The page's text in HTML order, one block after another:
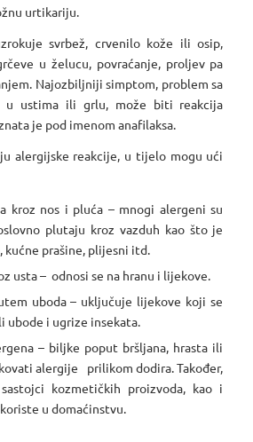
urtikariju.
svrbež, crvenilo kože ili osip,
u želucu, povraćanje, proljev pa
Najozbiljniji simptom, problem sa
u ustima ili grlu, može biti reakcija
je pod imenom anafilaksa.
alergijske reakcije, u tijelo mogu ući
kroz nos i pluća – mnogi alergeni su
plutaju kroz vazduh kao što je
kućne prašine, plijesni itd.
usta – odnosi se na hranu i lijekove.
uboda – uključuje lijekove koji se
ubode i ugrize insekata.
– biljke poput bršljana, hrasta ili
alergije prilikom dodira. Također,
kozmetičkih proizvoda, kao i
u domaćinstvu.